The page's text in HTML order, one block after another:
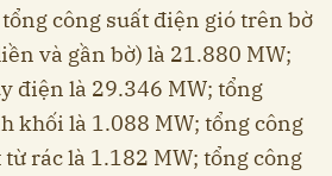
công suất điện gió trên bờ
và gần bờ) là 21.880 MW;
điện là 29.346 MW; tổng
khối là 1.088 MW; tổng công
rác là 1.182 MW; tổng công